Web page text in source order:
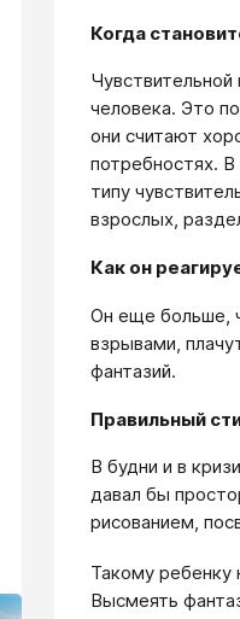
Когда
человека. Это
они считают
потребностях.
типу
взрослых,
Как он
Он еще больше,
взрывами,
фантазий.
Правильный
В будни и в
давал бы
рисованием,
Такому ребенку
Высмеять